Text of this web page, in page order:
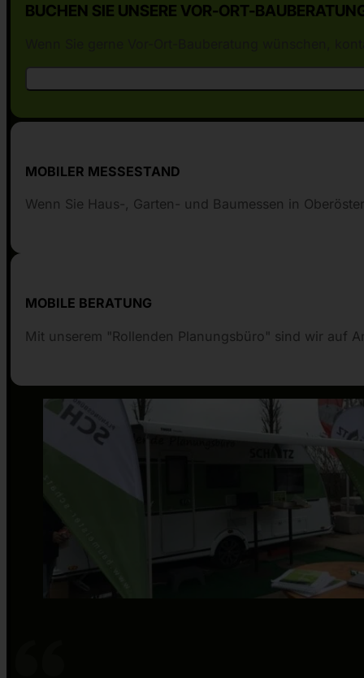
BUCHEN SIE UNSERE VOR-ORT-
MOBILER MESSESTAND
Wenn Sie Haus-, Garten- und Baumessen in
MOBILE BERATUNG
Mit unserem "Rollenden Planungsbüro" sind wir auf